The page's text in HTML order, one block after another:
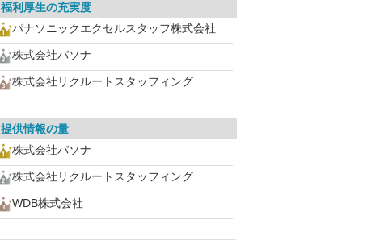
福利厚生の充実度
パナソニックエクセルスタッフ株式会社
株式会社パソナ
株式会社リクルートスタッフィング
提供情報の量
株式会社パソナ
株式会社リクルートスタッフィング
WDB株式会社